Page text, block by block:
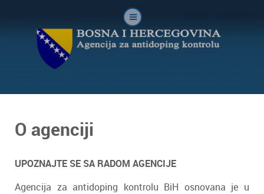
O agenciji
UPOZNAJTE SE SA RADOM AGENCIJE
Agencija za antidoping kontrolu BiH osnovana je u